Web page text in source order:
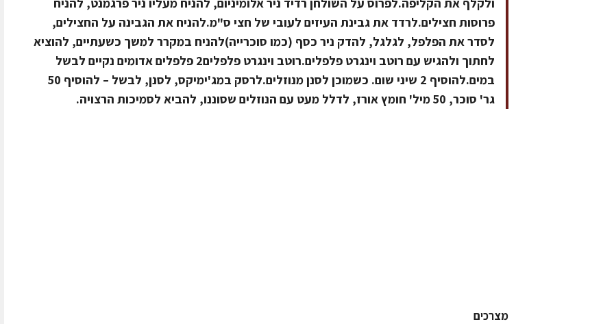
פרוסות חצילים.לרדד את גבינת העיזים לעובי של חצי ס"מ.להניח את הגבינה על החצילים,
לסדר את הפלפל, לגלגל, להדק ניר כסף (כמו סוכרייה)להניח במקרר למשך כשעתיים, להוציא
לחתוך ולהגיש עם רוטב וינגרט פלפלים.רוטב וינגרט פלפלים2 פלפלים אדומים נקיים לבשל
במים.להוסיף 2 שיני שום. כשמוכן לסנן מנוזלים.לרסק במג'ימיקס, לסנן, לבשל – להוסיף 50
גר' סוכר, 50 מיל' חומץ אורז, לדלל מעט עם הנוזלים שסוננו, להביא לסמיכות הרצויה.
מצרכים